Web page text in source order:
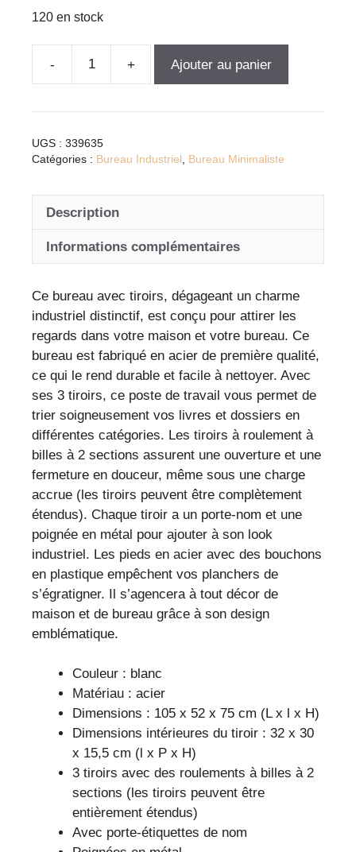
120 en stock
quantité
Bureau
blanc
tiroirs
-
moderne
et
durable
Ajouter au panier
UGS : 339635
Catégories : Bureau Industriel , Bureau Minimaliste
Description
Informations complémentaires
Ce bureau avec tiroirs, dégageant un charme
industriel distinctif, est conçu pour attirer les
regards dans votre maison et votre bureau. Ce
bureau est fabriqué en acier de première qualité,
ce qui le rend durable et facile à nettoyer. Avec
ses 3 tiroirs, ce poste de travail vous permet de
trier soigneusement vos livres et dossiers en
différentes catégories. Les tiroirs à roulement à
billes à 2 sections assurent une ouverture et une
fermeture en douceur, même sous une charge
accrue (les tiroirs peuvent être complètement
étendus). Chaque tiroir a un porte-nom et une
poignée en métal pour ajouter à son look
industriel. Les pieds en acier avec des bouchons
en plastique empêchent vos planchers de
s’égratigner. Il s’agencera à tout décor de
maison et de bureau grâce à son design
emblématique.
Couleur : blanc
Matériau : acier
Dimensions : 105 x 52 x 75 cm (L x l x H)
Dimensions intérieures du tiroir : 32 x 30
x 15,5 cm (l x P x H)
3 tiroirs avec des roulements à billes à 2
sections (les tiroirs peuvent être
entièrement étendus)
Avec porte-étiquettes de nom